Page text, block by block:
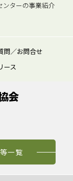
ンターの事業紹介
問／お問合せ
ース
一覧